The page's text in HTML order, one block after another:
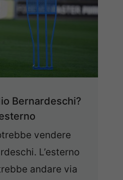
Bernardeschi?
vendere
L’esterno
andare via